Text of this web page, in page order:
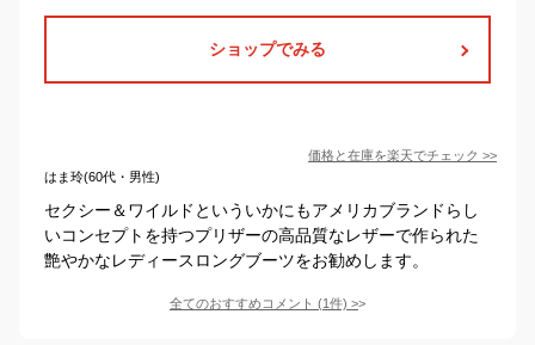
ショップでみる
価格と在庫を楽天でチェック >>
はま玲(60代・男性)
セクシー＆ワイルドといういかにもアメリカブランドらし
いコンセプトを持つプリザーの高品質なレザーで作られた
艶やかなレディースロングブーツをお勧めします。
全てのおすすめコメント (1件) >